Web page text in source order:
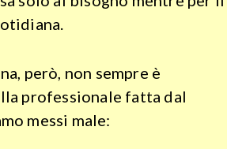
però, non sempre è
professionale fatta dal
messi male: